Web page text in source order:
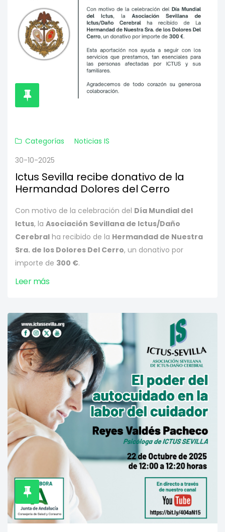
Categorías
Noticias IS
30-10-2025
Ictus Sevilla recibe donativo de la
Hermandad Dolores del Cerro
Con motivo de la celebración del Día Mundial del
Ictus, la Asociación Sevillana de Ictus/Daño
Cerebral ha recibido de la Hermandad de Nuestra
Sra. de los Dolores Del Cerro, un donativo por
importe de 300 €.
Leer más